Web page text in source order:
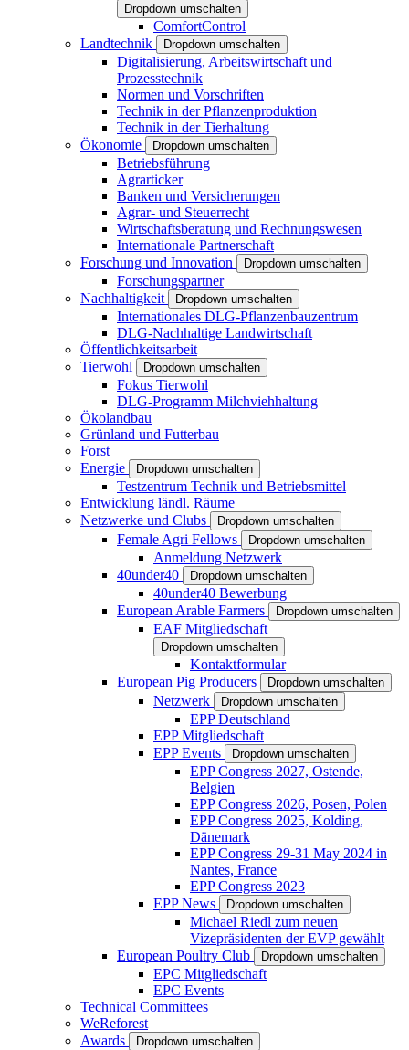
Dropdown umschalten
ComfortControl
Landtechnik
Dropdown umschalten
Digitalisierung, Arbeitswirtschaft und
Prozesstechnik
Normen und Vorschriften
Technik in der Pflanzenproduktion
Technik in der Tierhaltung
Ökonomie
Dropdown umschalten
Betriebsführung
Agrarticker
Banken und Versicherungen
Agrar- und Steuerrecht
Wirtschaftsberatung und Rechnungswesen
Internationale Partnerschaft
Forschung und Innovation
Dropdown umschalten
Forschungspartner
Nachhaltigkeit
Dropdown umschalten
Internationales DLG-Pflanzenbauzentrum
DLG-Nachhaltige Landwirtschaft
Öffentlichkeitsarbeit
Tierwohl
Dropdown umschalten
Fokus Tierwohl
DLG-Programm Milchviehhaltung
Ökolandbau
Grünland und Futterbau
Forst
Energie
Dropdown umschalten
Testzentrum Technik und Betriebsmittel
Entwicklung ländl. Räume
Netzwerke und Clubs
Dropdown umschalten
Female Agri Fellows Dropdown umschalten
Anmeldung Netzwerk
40under40
Dropdown umschalten
40under40 Bewerbung
European Arable Farmers
Dropdown umschalten
EAF Mitgliedschaft
Dropdown umschalten
Kontaktformular
European Pig Producers
Dropdown umschalten
Netzwerk Dropdown umschalten
EPP Deutschland
EPP Mitgliedschaft
EPP Events
Dropdown umschalten
EPP Congress 2027, Ostende,
Belgien
EPP Congress 2026, Posen, Polen
EPP Congress 2025, Kolding,
Dänemark
EPP Congress 29-31 May 2024 in
Nantes, France
EPP Congress 2023
EPP News
Dropdown umschalten
Michael Riedl zum neuen
Vizepräsidenten der EVP gewählt
European Poultry Club
Dropdown umschalten
EPC Mitgliedschaft
EPC Events
Technical Committees
WeReforest
Awards
Dropdown umschalten